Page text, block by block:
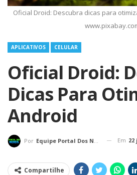
Oficial Droid: Descubra dicas para
APLICATIVOS CELULAR
Oficial Droid:
Dicas Para
Android
Por Equipe Portal Dos Nerds Em 22
Compartilhe